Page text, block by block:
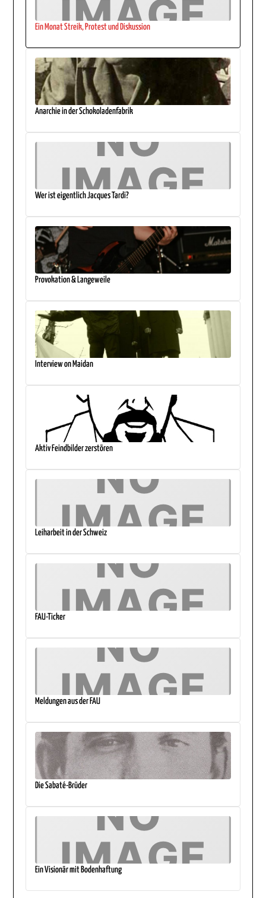
Ein Monat Streik, Protest und Diskussion
Anarchie in der Schokoladenfabrik
Wer ist eigentlich Jacques Tardi?
Provokation & Langeweile
Interview on Maidan
Aktiv Feindbilder zerstören
Leiharbeit in der Schweiz
FAU-Ticker
Meldungen aus der FAU
Die Sabaté-Brüder
Ein Visionär mit Bodenhaftung